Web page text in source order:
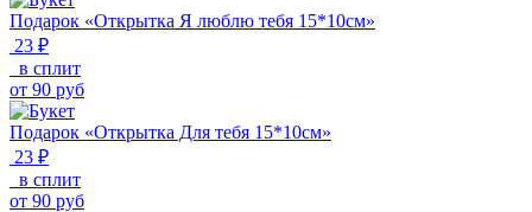
Подарок «Открытка Я люблю тебя 15*10см»
23 ₽
в сплит
от 90 руб
Подарок «Открытка Для тебя 15*10см»
23 ₽
в сплит
от 90 руб